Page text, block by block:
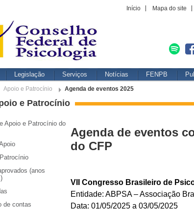
Início Mapa do site
Legislação Serviços Notícias FENPB
Apoio e Patrocínio Agenda de eventos 2025
e Patrocínio
Apoio e Patrocínio do
(anos
de contas
Agenda de eventos
do CFP
VII Congresso Brasileiro de
Entidade: ABPSA – Associação
Data: 01/05/2025 a 03/05/2025